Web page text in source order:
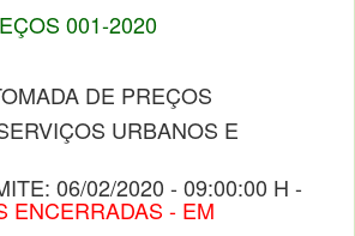
001-2020
DE PREÇOS
URBANOS E
06/02/2020 - 09:00:00 H -
ENCERRADAS - EM